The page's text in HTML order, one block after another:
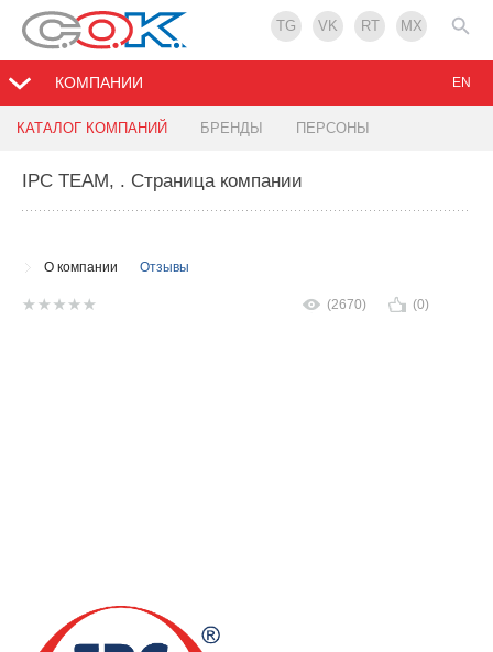
TG VK RT MX
КОМПАНИИ
КАТАЛОГ КОМПАНИЙ БРЕНДЫ ПЕРСОНЫ
EN
IPC TEAM, . Страница компании
О компании Отзывы
(2670) (0)